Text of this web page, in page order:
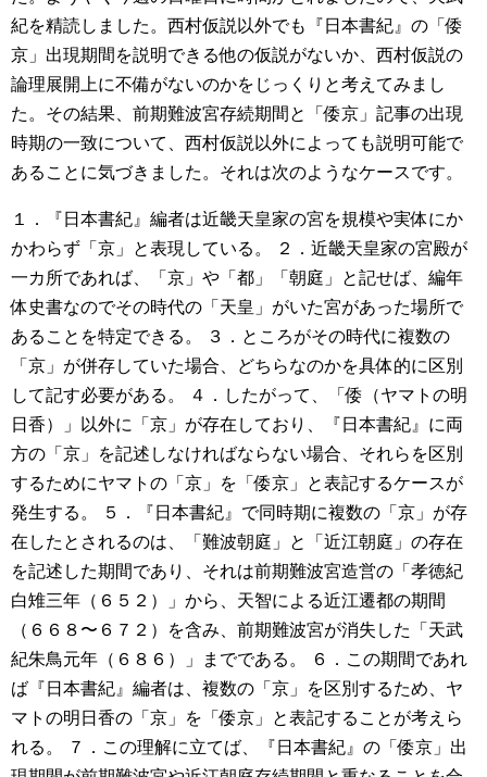
紀を精読しました。西村仮説以外でも『日本書紀』の「倭
京」出現期間を説明できる他の仮説がないか、西村仮説の
論理展開上に不備がないのかをじっくりと考えてみまし
た。その結果、前期難波宮存続期間と「倭京」記事の出現
時期の一致について、西村仮説以外によっても説明可能で
あることに気づきました。それは次のようなケースです。
１．『日本書紀』編者は近畿天皇家の宮を規模や実体にか
かわらず「京」と表現している。
２．近畿天皇家の宮殿が
一カ所であれば、「京」や「都」「朝庭」と記せば、編年
体史書なのでその時代の「天皇」がいた宮があった場所で
あることを特定できる。
３．ところがその時代に複数の
「京」が併存していた場合、どちらなのかを具体的に区別
して記す必要がある。
４．したがって、「倭（ヤマトの明
日香）」以外に「京」が存在しており、『日本書紀』に両
方の「京」を記述しなければならない場合、それらを区別
するためにヤマトの「京」を「倭京」と表記するケースが
発生する。
５．『日本書紀』で同時期に複数の「京」が存
在したとされるのは、「難波朝庭」と「近江朝庭」の存在
を記述した期間であり、それは前期難波宮造営の「孝徳紀
白雉三年（６５２）」から、天智による近江遷都の期間
（６６８〜６７２）を含み、前期難波宮が消失した「天武
紀朱鳥元年（６８６）」までである。
６．この期間であれ
ば『日本書紀』編者は、複数の「京」を区別するため、ヤ
マトの明日香の「京」を「倭京」と表記することが考えら
れる。
７．この理解に立てば、『日本書紀』の「倭京」出